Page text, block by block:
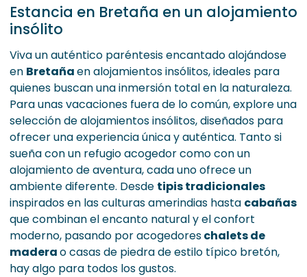
Estancia en Bretaña en un alojamiento
insólito
Viva un auténtico paréntesis encantado alojándose
en Bretañaen alojamientos insólitos, ideales para
quienes buscan una inmersión total en la naturaleza.
Para unas vacaciones fuera de lo común, explore una
selección de alojamientos insólitos, diseñados para
ofrecer una experiencia única y auténtica. Tanto si
sueña con un refugio acogedor como con un
alojamiento de aventura, cada uno ofrece un
ambiente diferente. Desde tipis tradicionales
inspirados en las culturas amerindias hasta cabañas
que combinan el encanto natural y el confort
moderno, pasando por acogedoreschalets de
maderao casas de piedra de estilo típico bretón,
hay algo para todos los gustos.